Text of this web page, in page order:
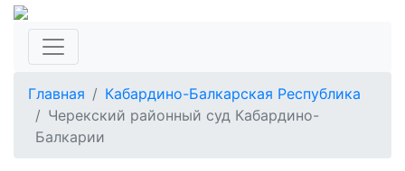
Главная
Кабардино-Балкарская Республика
Черекский районный суд Кабардино-
Балкарии